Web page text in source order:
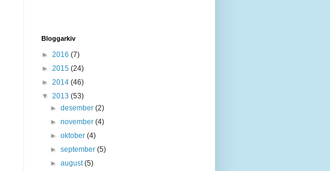
Bloggarkiv
► 2016 (7)
► 2015 (24)
► 2014 (46)
▼ 2013 (53)
►desember(2)
►november(4)
►oktober(4)
►september(5)
►august(5)